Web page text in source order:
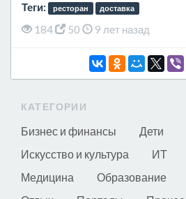
Теги:
ресторан доставка
184 50 9 лет назад
КАТЕГОРИИ
Бизнес и финансы Дети
Искусство и культура
ИТ
Медицина
Образование